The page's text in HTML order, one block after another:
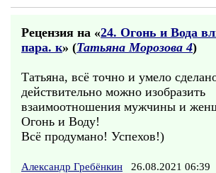
Рецензия на «24. Огонь и Вода
пара. к» (Татьяна Морозова 4)
Татьяна, всё точно и умело
действительно можно изобразить
взаимоотношения мужчины и
Огонь и Воду!
Всё продумано! Успехов!)
Александр Гребёнкин 26.08.2021 06:39